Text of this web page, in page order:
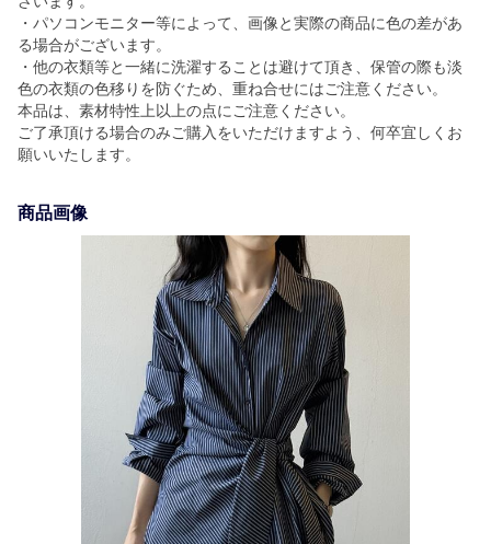
・パソコンモニター等によって、画像と実際の商品に色の差があ
る場合がございます。
・他の衣類等と一緒に洗濯することは避けて頂き、保管の際も淡
色の衣類の色移りを防ぐため、重ね合せにはご注意ください。
本品は、素材特性上以上の点にご注意ください。
ご了承頂ける場合のみご購入をいただけますよう、何卒宜しくお
願いいたします。
商品画像